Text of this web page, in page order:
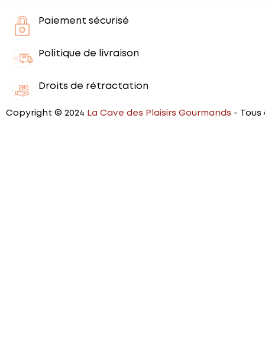
Paiement sécurisé
Politique de livraison
Droits de rétractation
Copyright © 2024 La Cave des Plaisirs Gourmands - Tous